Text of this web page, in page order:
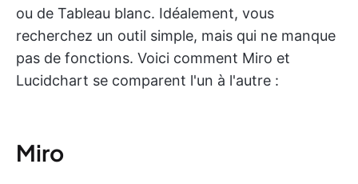
ou de Tableau blanc. Idéalement, vous
recherchez un outil simple, mais qui ne manque
pas de fonctions. Voici comment Miro et
Lucidchart se comparent l'un à l'autre :
Miro